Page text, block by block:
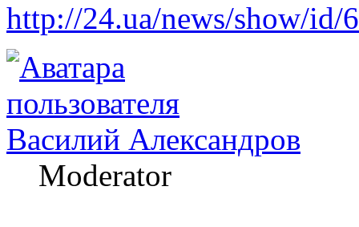
http://24.ua/news/show/id/
Василий Александров
Moderator